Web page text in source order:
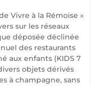
Vivre à la Rémoise »
sur les réseaux
déposée déclinée
des restaurants
aux enfants (KIDS 7
objets dérivés
à champagne, sans